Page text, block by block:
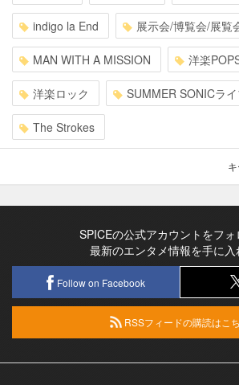
indigo la End 展示会/博覧会/展覧
MAN WITH A MISSION 洋楽
洋楽ロック SUMMER SONICラ
The Strokes
SPICEの公式アカウントをフォ
最新のエンタメ情報を手に入
Follow on Facebook
RSSフィードの購読はこ